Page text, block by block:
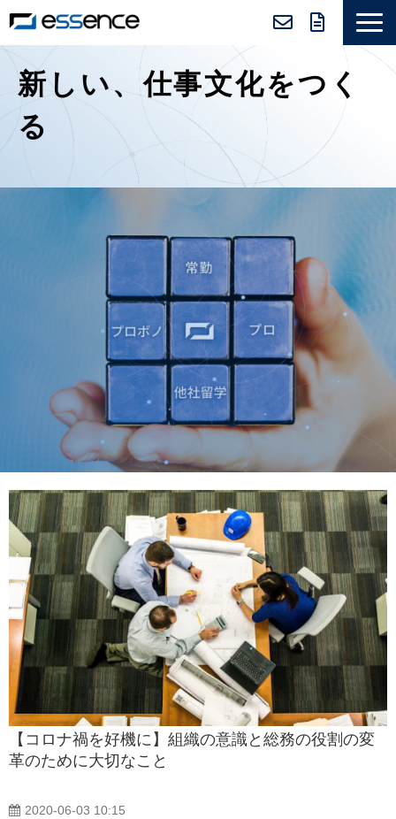
ニュース＆トピックス
会社紹介
導入事例
新しい、仕事文化をつく
る
【コロナ禍を好機に】組織の意識と総務の役割の変
革のために大切なこと
2020-06-03 10:15